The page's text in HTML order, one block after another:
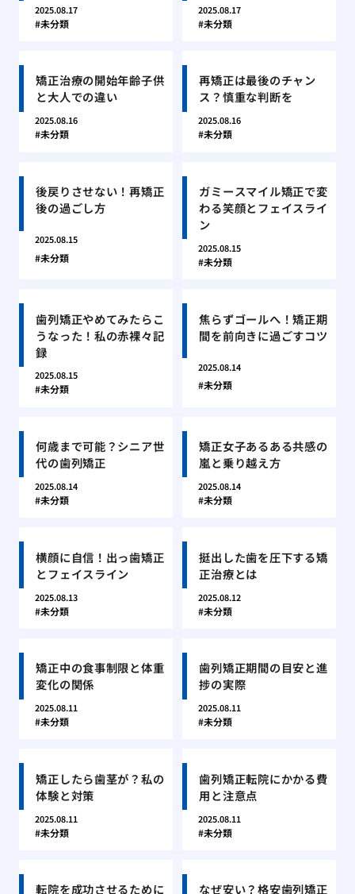
2025.08.17
未分類
2025.08.17
未分類
矯正治療の開始年齢子供
と大人での違い
2025.08.16
未分類
再矯正は最後のチャン
ス？慎重な判断を
2025.08.16
未分類
後戻りさせない！再矯正
後の過ごし方
2025.08.15
未分類
ガミースマイル矯正で変
わる笑顔とフェイスライ
ン
2025.08.15
未分類
歯列矯正やめてみたらこ
うなった！私の赤裸々記
録
2025.08.15
未分類
焦らずゴールへ！矯正期
間を前向きに過ごすコツ
2025.08.14
未分類
何歳まで可能？シニア世
代の歯列矯正
2025.08.14
未分類
矯正女子あるある共感の
嵐と乗り越え方
2025.08.14
未分類
横顔に自信！出っ歯矯正
とフェイスライン
2025.08.13
未分類
挺出した歯を圧下する矯
正治療とは
2025.08.12
未分類
矯正中の食事制限と体重
変化の関係
2025.08.11
未分類
歯列矯正期間の目安と進
捗の実際
2025.08.11
未分類
矯正したら歯茎が？私の
体験と対策
2025.08.11
未分類
歯列矯正転院にかかる費
用と注意点
2025.08.11
未分類
転院を成功させるために なぜ安い？格安歯列矯正